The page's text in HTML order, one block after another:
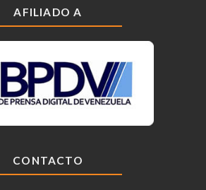
AFILIADO A
CONTACTO